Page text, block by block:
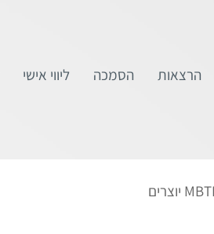
הרצאות הסמכה ליווי אישי